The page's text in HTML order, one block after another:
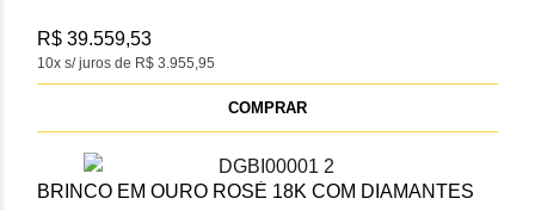
10x s/ juros de R$ 3.955,95
R$ 39.559,53
COMPRAR
BRINCO EM OURO ROSÈ 18K COM DIAMANTES